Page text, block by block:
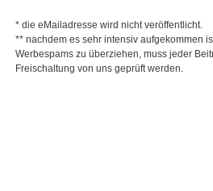
* die eMailadresse wird nicht veröffentlicht.
** nachdem es sehr intensiv aufgekommen
Werbespams zu überziehen, muss jeder
Freischaltung von uns geprüft werden.